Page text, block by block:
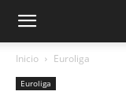
Inicio Euroliga
Euroliga